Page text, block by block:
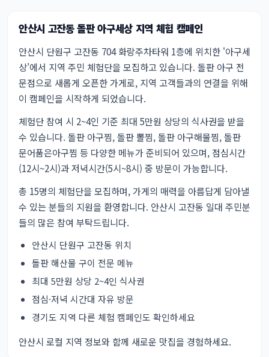
안산시 고잔동 돌판 아구세상 지역 체험 캠페인
안산시 단원구 고잔동 704 화랑주차타워 1층에 위치한 '아구세
상'에서 지역 주민 체험단을 모집하고 있습니다. 돌판 아구 전
문점으로 새롭게 오픈한 가게로, 지역 고객들과의 연결을 위해
이 캠페인을 시작하게 되었습니다.
체험단 참여 시 2~4인 기준 최대 5만원 상당의 식사권을 받을
수 있습니다. 돌판 아구찜, 돌판 뽈찜, 돌판 아구해물찜, 돌판
문어품은아구찜 등 다양한 메뉴가 준비되어 있으며, 점심시간
(12시~2시)과 저녁시간(5시~8시) 중 방문이 가능합니다.
총 15명의 체험단을 모집하며, 가게의 매력을 아름답게 담아낼
수 있는 분들의 지원을 환영합니다. 안산시 고잔동 일대 주민분
들의 많은 참여 부탁드립니다.
안산시 단원구 고잔동 위치
돌판 해산물 구이 전문 메뉴
최대 5만원 상당 2~4인 식사권
점심·저녁 시간대 자유 방문
경기도 지역 다른 체험 캠페인도 확인하세요
안산시 로컬 지역 정보와 함께 새로운 맛집을 경험하세요.